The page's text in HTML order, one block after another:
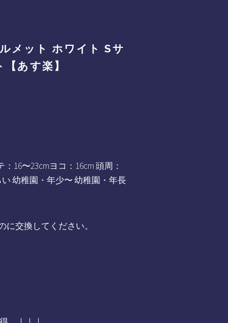
メット ホワイト Sサ
あす楽】
16〜23cmヨコ：16cm 頭周：
い 幼稚園・年少〜 幼稚園・年長
交換してください。